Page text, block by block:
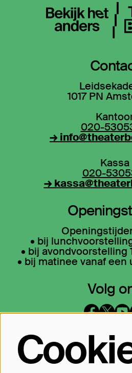
1017 PN
020-
→
Kassa
020-
→
• bij
• bij avondvoorstelling
• bij matinee vanaf een
Volg
Op de hoogte